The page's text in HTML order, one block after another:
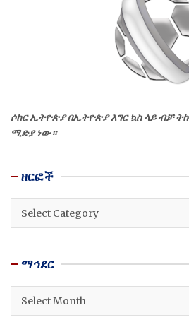
ሶከር ኢትዮጵያ በኢትዮጵያ እግር ኳስ ላይ ብቻ
ሚድያ ነው።
ዘርፎች
ዘርፎች
ማኅደር
ማኅደር